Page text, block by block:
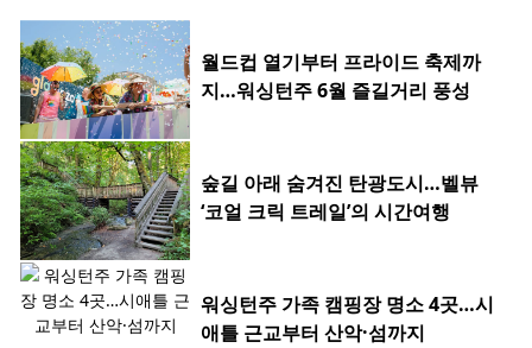
월드컵 열기부터 프라이드 축제까
지…워싱턴주 6월 즐길거리 풍성
숲길 아래 숨겨진 탄광도시…벨뷰
‘코얼 크릭 트레일’의 시간여행
워싱턴주 가족 캠핑장 명소 4곳…시
애틀 근교부터 산악·섬까지